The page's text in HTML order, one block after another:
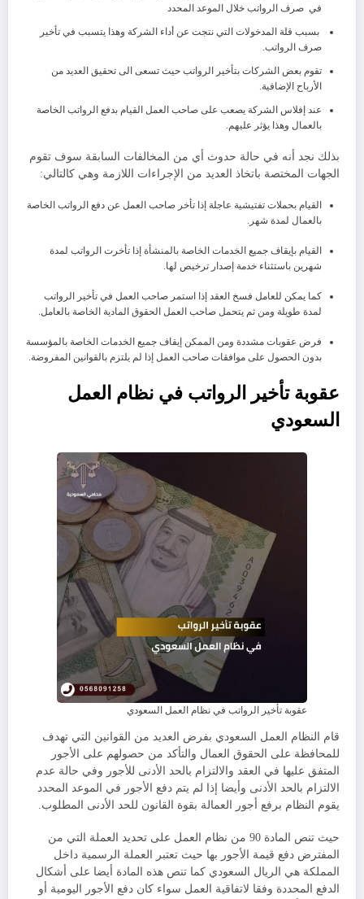
في صرف الرواتب خلال الموعد المحدد
بسبب قلة المدخولات التي نتجت عن أداء الشركة وهذا يتسبب في تأخير
صرف الرواتب.
تقوم بعض الشركات بتأخير الرواتب حيث تسعى الى تحقيق العديد من
الأرباح الإضافية.
عند إفلاس الشركة يصعب على صاحب العمل القيام بدفع الرواتب الخاصة
بالعمال وهذا يؤثر عليهم.
بذلك نجد أنه في حالة حدوث أي من المخالفات السابقة سوف تقوم
الجهات المختصة باتخاذ العديد من الإجراءات اللازمة وهي كالتالي:
القيام بحملات تفتيشية عاجلة إذا تأخر صاحب العمل عن دفع الرواتب الخاصة
بالعمال لمدة شهر.
القيام بإيقاف جميع الخدمات الخاصة بالمنشأة إذا تأخرت الرواتب لمدة
شهرين باستثناء خدمة إصدار ترخيص لها.
كما يمكن للعامل فسخ العقد إذا استمر صاحب العمل في تأخير الرواتب
لمدة طويلة ومن ثم يتحمل صاحب العمل الحقوق المادية الخاصة بالعامل.
فرض عقوبات مشددة ومن الممكن إيقاف جميع الخدمات الخاصة بالمؤسسة
بدون الحصول على موافقات صاحب العمل إذا لم يلتزم بالقوانين المفروضة.
عقوبةتأخير الرواتب في نظام العمل
السعودي
عقوبة تأخير الرواتب في نظام العمل السعودي
قام النظام العمل السعودي بفرض العديد من القوانين التي تهدف
للمحافظة على الحقوق العمال والتأكد من حصولهم على الأجور
المتفق عليها في العقد والالتزام بالحد الأدنى للأجور وفي حالة عدم
الالتزام بالحد الأدنى وأيضا إذا لم يتم دفع الأجور في الموعد المحدد
يقوم النظام برفع أجور العمالة بقوة القانون للحد الأدنى المطلوب.
حيث تنص المادة 90 من نظام العمل على تحديد العملة التي من
المفترض دفع قيمة الأجور بها حيث تعتبر العملة الرسمية داخل
المملكة هي الريال السعودي كما تنص هذه المادة أيضا على أشكال
الدفع المحددة وفقا لاتفاقية العمل سواء كان دفع الأجور اليومية أو